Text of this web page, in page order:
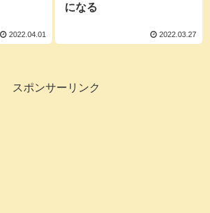
2022.04.01
になる
2022.03.27
スポンサーリンク